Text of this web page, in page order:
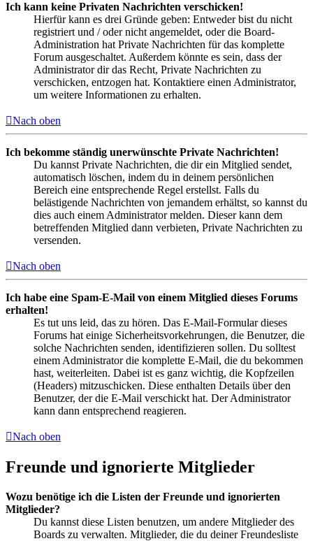
Ich kann keine Privaten Nachrichten verschicken!
Hierfür kann es drei Gründe geben: Entweder bist du nicht
registriert und / oder nicht angemeldet, oder die Board-
Administration hat Private Nachrichten für das komplette
Forum ausgeschaltet. Außerdem könnte es sein, dass der
Administrator dir das Recht, Private Nachrichten zu
verschicken, entzogen hat. Kontaktiere einen Administrator,
um weitere Informationen zu erhalten.
Nach oben
Ich bekomme ständig unerwünschte Private Nachrichten!
Du kannst Private Nachrichten, die dir ein Mitglied sendet,
automatisch löschen, indem du in deinem persönlichen
Bereich eine entsprechende Regel erstellst. Falls du
belästigende Nachrichten von jemandem erhältst, so kannst du
dies auch einem Administrator melden. Dieser kann dem
betreffenden Mitglied dann verbieten, Private Nachrichten zu
versenden.
Nach oben
Ich habe eine Spam-E-Mail von einem Mitglied dieses Forums
erhalten!
Es tut uns leid, das zu hören. Das E-Mail-Formular dieses
Forums hat einige Sicherheitsvorkehrungen, die Benutzer, die
solche Nachrichten senden, identifizieren sollen. Du solltest
einem Administrator die komplette E-Mail, die du bekommen
hast, weiterleiten. Dabei ist es ganz wichtig, die Kopfzeilen
(Headers) mitzuschicken. Diese enthalten Details über den
Benutzer, der die E-Mail verschickt hat. Der Administrator
kann dann entsprechend reagieren.
Nach oben
Freunde und ignorierte Mitglieder
Wozu benötige ich die Listen der Freunde und ignorierten
Mitglieder?
Du kannst diese Listen benutzen, um andere Mitglieder des
Boards zu verwalten. Mitglieder, die du deiner Freundesliste